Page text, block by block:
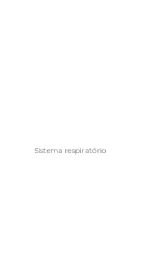
Sistema respiratório